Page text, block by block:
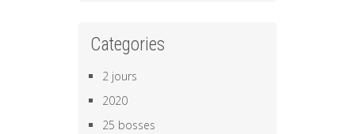
Categories
2 jours
2020
25 bosses